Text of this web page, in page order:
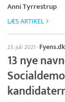
Anni Tyrrestrup
LÆS ARTIKEL
23. juli 2021· Fyens.dk
13 nye